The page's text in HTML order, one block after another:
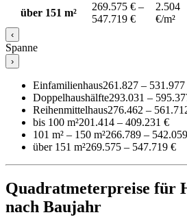
über 151 m²
269.575 € –
547.719 €
2.504
€/m²
‹
Spanne
›
Einfamilienhaus261.827 – 531.977
Doppelhaushälfte293.031 –
Reihenmittelhaus276.462 –
bis 100 m²201.414 – 409.231 €
101 m² – 150 m²266.789 –
über 151 m²269.575 – 547.719 €
Quadratmeterpreise für
nach Baujahr